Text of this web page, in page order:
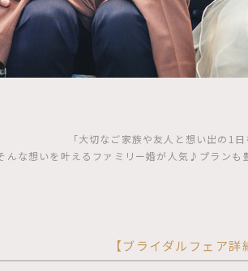
「大切なご家族や友人と想い出の1日
んな想いを叶えるファミリー婚が人気♪プランも
【ブライダルフェア詳